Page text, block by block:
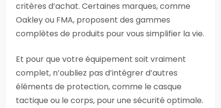
critères d’achat. Certaines marques, comme
Oakley ou FMA, proposent des gammes
complètes de produits pour vous simplifier la vie.
Et pour que votre équipement soit vraiment
complet, n’oubliez pas d’intégrer d’autres
éléments de protection, comme le casque
tactique ou le corps, pour une sécurité optimale.